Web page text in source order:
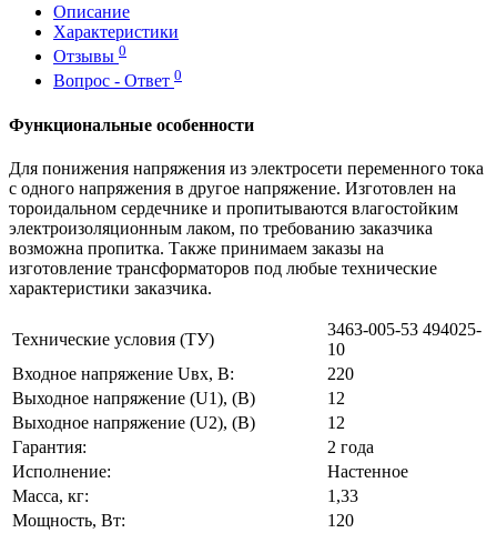
Описание
Характеристики
Отзывы 0
Вопрос - Ответ 0
Функциональные особенности
Для понижения напряжения из электросети переменного тока
с одного напряжения в другое напряжение. Изготовлен на
тороидальном сердечнике и пропитываются влагостойким
электроизоляционным лаком, по требованию заказчика
возможна пропитка. Также принимаем заказы на
изготовление трансформаторов под любые технические
характеристики заказчика.
Технические условия (ТУ)
3463-005-53 494025-
10
Входное напряжение Uвх, В:
220
Выходное напряжение (U1), (В)
12
Выходное напряжение (U2), (В)
12
Гарантия:
2 года
Исполнение:
Настенное
Масса, кг:
1,33
Мощность, Вт:
120